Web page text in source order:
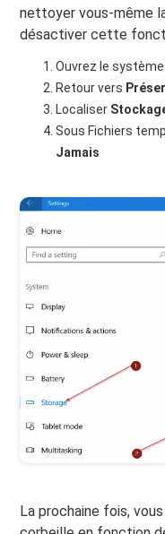
nettoyer vous-même
désactiver cette
Ouvrez le
Retour vers
Localiser
Sous Fichiers
Jamais
La prochaine fois,